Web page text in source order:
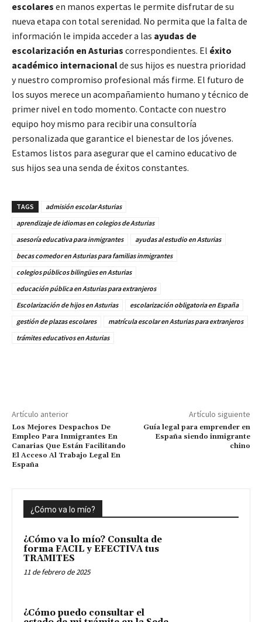
escolares en manos expertas le permite disfrutar de su
nueva etapa con total serenidad. No permita que la falta de
información le impida acceder a las ayudas de
escolarización en Asturias correspondientes. El éxito
académico internacionalde sus hijos es nuestra prioridad
y nuestro compromiso profesional más firme. El futuro de
los suyos merece un acompañamiento humano y técnico de
primer nivel en todo momento. Contacte con nuestro
equipo hoy mismo para recibir una consultoría
personalizada que garantice el bienestar de los jóvenes.
Estamos listos para asegurar que el camino educativo de
sus hijos sea una senda de éxitos constantes.
TAGS
admisión escolar Asturias
aprendizaje de idiomas en colegios de Asturias
asesoría educativa para inmigrantes
ayudas al estudio en Asturias
becas comedor en Asturias para familias inmigrantes
colegios públicos bilingües en Asturias
educación pública en Asturias para extranjeros
Escolarización de hijos en Asturias
escolarización obligatoria en España
gestión de plazas escolares
matrícula escolar en Asturias para extranjeros
trámites educativos en Asturias
Artículo anterior
Los Mejores Despachos De
Empleo Para Inmigrantes En
Canarias Que Están Facilitando
El Acceso Al Trabajo Legal En
España
Artículo siguiente
Guía legal para emprender en
España siendo inmigrante
chino
¿Cómo va lo mío?
¿Cómo va lo mío? Consulta de
forma FACIL y EFECTIVA tus
TRAMITES
11 de febrero de 2025
¿Cómo puedo consultar el